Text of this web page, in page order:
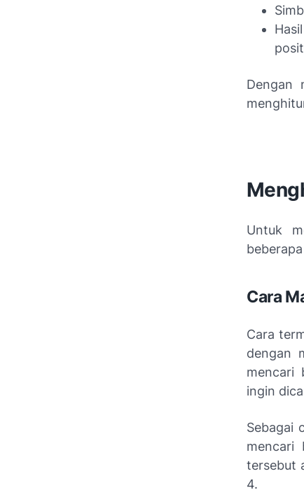
Dengan
Untuk
Cara
Cara
dengan
mencari
ingin
Sebagai
mencari
tersebut
4.